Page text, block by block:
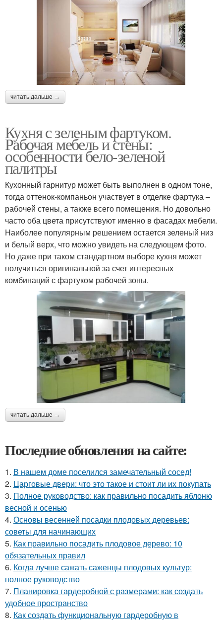
читать дальше →
Кухня с зеленым фартуком.
Рабочая мебель и стены:
особенности бело-зеленой
палитры
Кухонный гарнитур может быть выполнен в одном тоне,
тогда оттенок-компаньон участвует в отделке фартука –
рабочей стены, а также всего помещения. Но довольно
часто оба цвета присутствуют именно в фасадах мебели.
Наиболее популярным решением остается зеленый низ
и белый верх, что можно увидеть на следующем фото.
Но даже при таком стандартном выборе кухня может
получиться оригинальной за счет интересных
комбинаций с фартуком рабочей зоны.
читать дальше →
Последние обновления на сайте:
1. В нашем доме поселился замечательный сосед!
2. Царговые двери: что это такое и стоит ли их покупать
3. Полное руководство: как правильно посадить яблоню
весной и осенью
4. Основы весенней посадки плодовых деревьев:
советы для начинающих
5. Как правильно посадить плодовое дерево: 10
обязательных правил
6. Когда лучше сажать саженцы плодовых культур:
полное руководство
7. Планировка гардеробной с размерами: как создать
удобное пространство
8. Как создать функциональную гардеробную в